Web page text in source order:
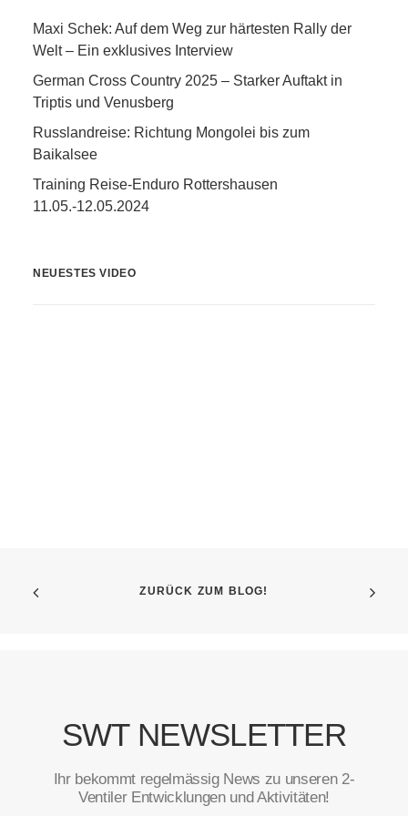
Maxi Schek: Auf dem Weg zur härtesten Rally der
Welt – Ein exklusives Interview
German Cross Country 2025 – Starker Auftakt in
Triptis und Venusberg
Russlandreise: Richtung Mongolei bis zum
Baikalsee
Training Reise-Enduro Rottershausen
11.05.-12.05.2024
NEUESTES VIDEO
ZURÜCK ZUM BLOG!
SWT NEWSLETTER
Ihr bekommt regelmässig News zu unseren 2-
Ventiler Entwicklungen und Aktivitäten!